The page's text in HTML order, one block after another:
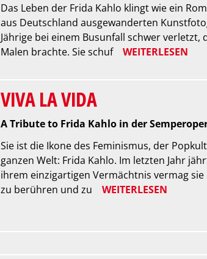
Das Leben der Frida Kahlo klingt wie ein
aus Deutschland ausgewanderten
Jährige bei einem Busunfall schwer
Malen brachte. Sie schuf
WEITERLESEN
VIVA LA VIDA
A Tribute to Frida Kahlo in der
Sie ist die Ikone des Feminismus, der
ganzen Welt: Frida Kahlo. Im letzten Jahr
ihrem einzigartigen Vermächtnis vermag
zu berühren und zu
WEITERLESEN